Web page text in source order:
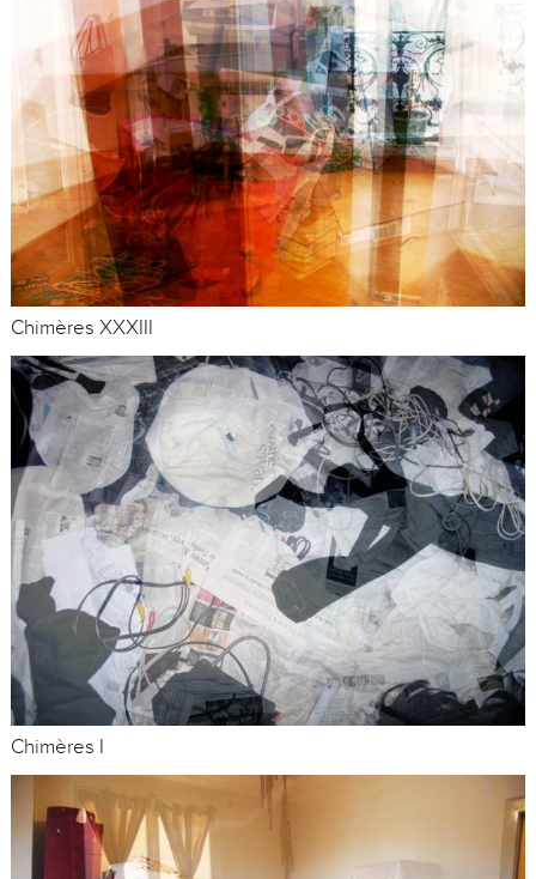
Chimères XXXIII
Chimères I